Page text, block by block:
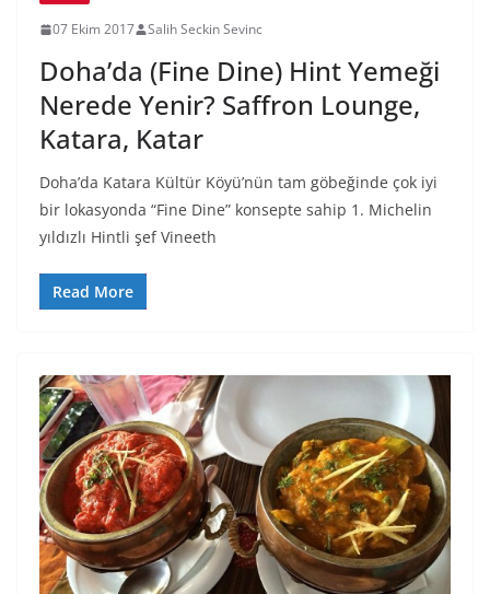
07 Ekim 2017 Salih Seckin Sevinc
Doha’da (Fine Dine) Hint Yemeği
Nerede Yenir? Saffron Lounge,
Katara, Katar
Doha’da Katara Kültür Köyü’nün tam göbeğinde çok iyi
bir lokasyonda “Fine Dine” konsepte sahip 1. Michelin
yıldızlı Hintli şef Vineeth
Read More